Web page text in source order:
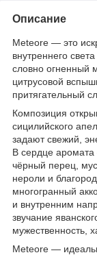
Описание
Meteore — это
внутреннего
словно огненный
цитрусовой
притягательный
Композиция
сицилийского
задают свежий,
В сердце
чёрный перец,
нероли и
многогранный
и внутренним
звучание
мужественность,
Meteore —